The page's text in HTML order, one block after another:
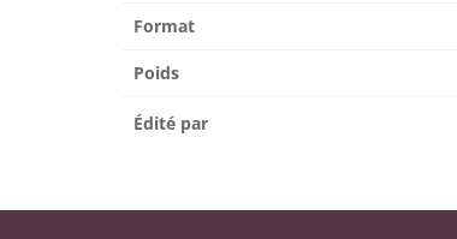
Format
Poids
Édité par